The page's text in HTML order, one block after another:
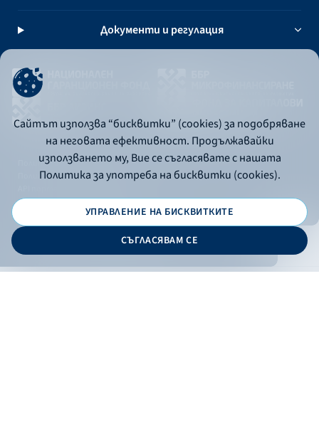
Документи и регулация
Политика за употреба на бисквитки
Политика за поверителност
© 2026 - Българска банка за развитие
Сайтът използва “бисквитки” (cookies) за подобряване
на неговата ефективност. Продължавайки
използването му, Вие се съгласявате с нашата
Политика за употреба на бисквитки (cookies).
УПРАВЛЕНИЕ НА БИСКВИТКИТЕ
СЪГЛАСЯВАМ СЕ